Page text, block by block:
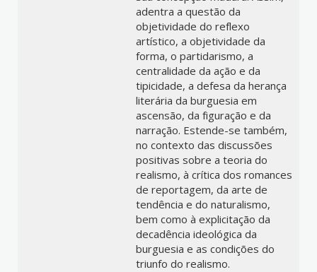
adentra a questão da
objetividade do reflexo
artístico, a objetividade da
forma, o partidarismo, a
centralidade da ação e da
tipicidade, a defesa da herança
literária da burguesia em
ascensão, da figuração e da
narração. Estende-se também,
no contexto das discussões
positivas sobre a teoria do
realismo, à crítica dos romances
de reportagem, da arte de
tendência e do naturalismo,
bem como à explicitação da
decadência ideológica da
burguesia e as condições do
triunfo do realismo.